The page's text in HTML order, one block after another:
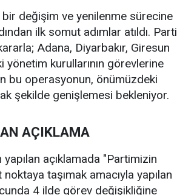
değişim ve yenilenme sürecine
ilk somut adımlar atıldı. Parti
Adana, Diyarbakır, Giresun
kurullarının görevlerine
bu operasyonun, önümüzdeki
şekilde genişlemesi bekleniyor.
AÇIKLAMA
açıklamada "Partimizin
taşımak amacıyla yapılan
4 ilde görev değişikliğine